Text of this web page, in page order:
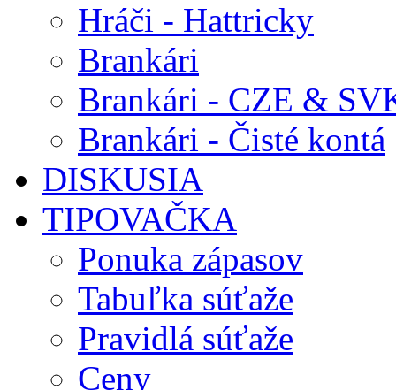
Hráči - Hattricky
Brankári
Brankári - CZE &
Brankári - Čisté kontá
DISKUSIA
TIPOVAČKA
Ponuka zápasov
Tabuľka súťaže
Pravidlá súťaže
Ceny